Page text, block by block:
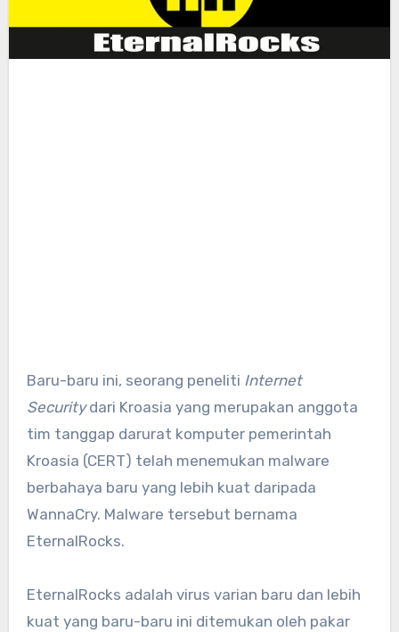
Baru-baru ini, seorang peneliti Internet
Securitydari Kroasia yang merupakan anggota
tim tanggap darurat komputer pemerintah
Kroasia (CERT) telah menemukan malware
berbahaya baru yang lebih kuat daripada
WannaCry. Malware tersebut bernama
EternalRocks.
EternalRocks adalah virus varian baru dan lebih
kuat yang baru-baru ini ditemukan oleh pakar